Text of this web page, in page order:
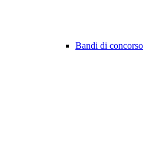
Bandi di concorso